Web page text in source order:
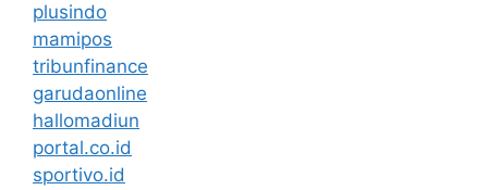
plusindo
mamipos
tribunfinance
garudaonline
hallomadiun
portal.co.id
sportivo.id